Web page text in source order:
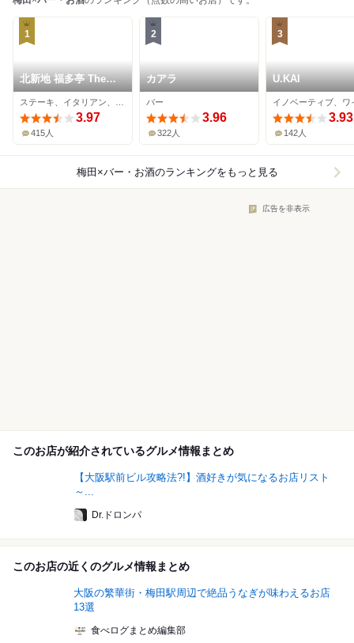
1
北新地 福多亭 The
Ukai
3.97
415人
2
カアラ
バー
3.96
322人
3
U.KAI
3.93
142人
梅田×バー・お酒のランキングをもっと見る
広告を非表示
このお店が紹介されているグルメ情報まとめ
【大阪駅前ビル攻略法?!】酒好きが気になるお店リスト
～...
Dr.ドロンパ
このお店の近くのグルメ情報まとめ
大阪の繁華街・梅田駅周辺で絶品うなぎが味わえるお店
13選
食べログまとめ編集部